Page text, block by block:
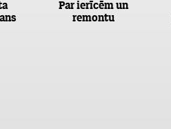
Par ierīcēm un
remontu